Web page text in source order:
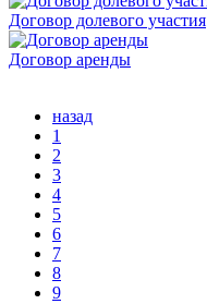
Договор долевого участия
Договор аренды
назад
1
2
3
4
5
6
7
8
9